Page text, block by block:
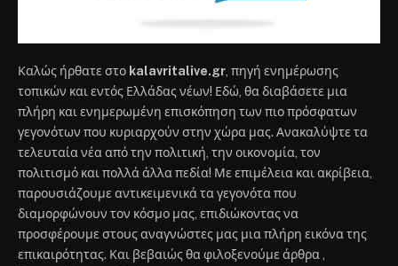
Καλώς ήρθατε στο kalavritalive.gr , πηγή ενημέρωσης
τοπικών και εντός Ελλάδας νέων! Εδώ, θα διαβάσετε μια
πλήρη και ενημερωμένη επισκόπηση των πιο πρόσφατων
γεγονότων που κυριαρχούν στην χώρα μας. Ανακαλύψτε τα
τελευταία νέα από την πολιτική, την οικονομία, τον
πολιτισμό και πολλά άλλα πεδία! Με επιμέλεια και ακρίβεια,
παρουσιάζουμε αντικειμενικά τα γεγονότα που
διαμορφώνουν τον κόσμο μας, επιδιώκοντας να
προσφέρουμε στους αναγνώστες μας μια πλήρη εικόνα της
επικαιρότητας. Και βεβαιώς θα φιλοξενούμε άρθρα ,